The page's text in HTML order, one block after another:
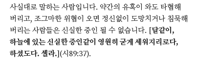
사실대로 말하는 사람입니다. 약간의 유혹이 와도 타협해
버리고, 조그마한 위협이 오면 정신없이 도망치거나 침묵해
버리는 사람들은 신실한 증인 될 수 없습니다. [달같이,
하늘에 있는 신실한 증인같이 영원히 굳게 세워지리로다,
하셨도다. 셀라.](시89:37).